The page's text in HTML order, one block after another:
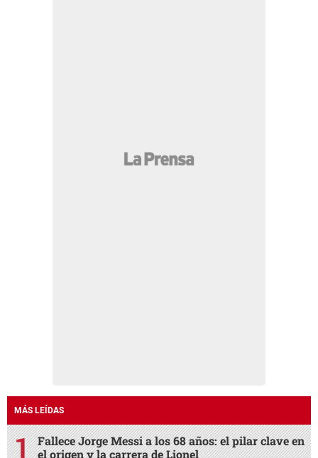
MÁS LEÍDAS
Fallece Jorge Messi a los 68 años: el pilar clave en
el origen y la carrera de Lionel